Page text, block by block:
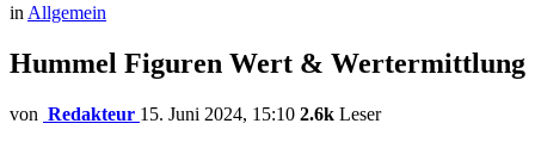
in Allgemein
Hummel Figuren Wert & Wertermittlung
von Redakteur 15. Juni 2024, 15:10 2.6k Leser